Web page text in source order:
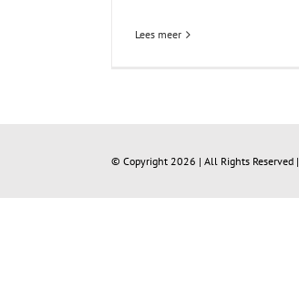
Lees meer
© Copyright 2026 | All Rights Reserved |